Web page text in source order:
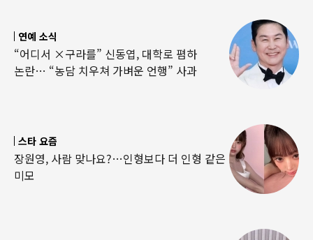
연예 소식
“어디서 ×구라를” 신동엽, 대학로 폄하
논란… “농담 치우쳐 가벼운 언행” 사과
스타 요즘
장원영, 사람 맞나요?…인형보다 더 인형 같은
미모